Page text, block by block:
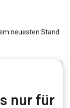
neuesten Stand
nur für